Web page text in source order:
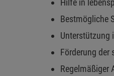
Hilfe in
Bestmögliche
Unterstützung
Förderung
Regelmäßiger